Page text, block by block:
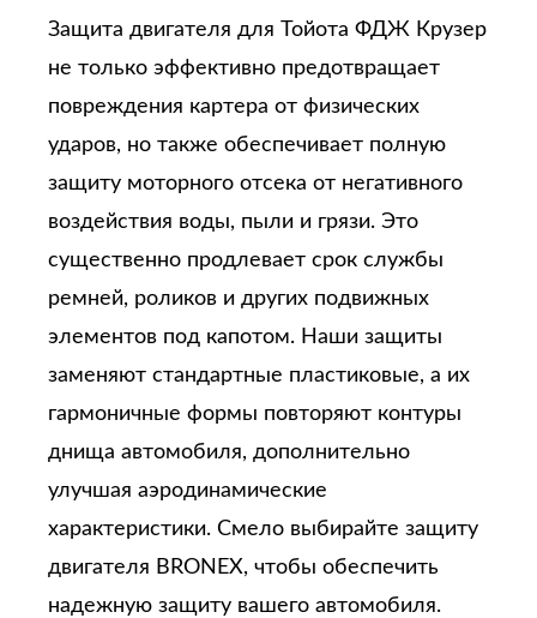
Защита двигателя для Тойота ФДЖ Крузер
не только эффективно предотвращает
повреждения картера от физических
ударов, но также обеспечивает полную
защиту моторного отсека от негативного
воздействия воды, пыли и грязи. Это
существенно продлевает срок службы
ремней, роликов и других подвижных
элементов под капотом. Наши защиты
заменяют стандартные пластиковые, а их
гармоничные формы повторяют контуры
днища автомобиля, дополнительно
улучшая аэродинамические
характеристики. Смело выбирайте защиту
двигателя BRONEX, чтобы обеспечить
надежную защиту вашего автомобиля.